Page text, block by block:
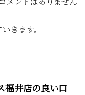
きます。
福井店の良い口